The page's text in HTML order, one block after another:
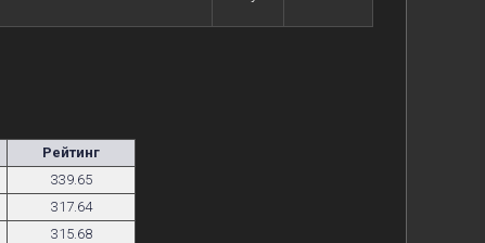
Рейтинг
339.65
317.64
315.68